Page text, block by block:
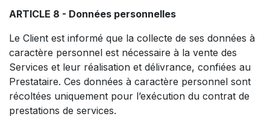
ARTICLE 8 - Données personnelles
Le Client est informé que la collecte de ses données à
caractère personnel est nécessaire à la vente des
Services et leur réalisation et délivrance, confiées au
Prestataire. Ces données à caractère personnel sont
récoltées uniquement pour l’exécution du contrat de
prestations de services.